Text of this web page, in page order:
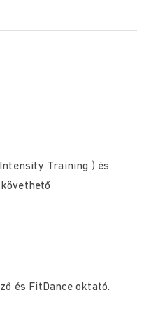
Training ) és
és FitDance oktató.